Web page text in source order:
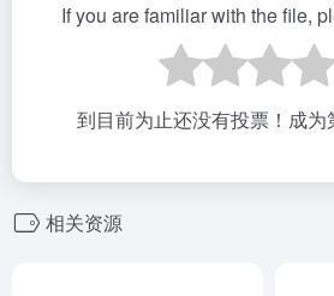
If you are familiar with the file,
到目前为止还没有投票！成为
相关资源